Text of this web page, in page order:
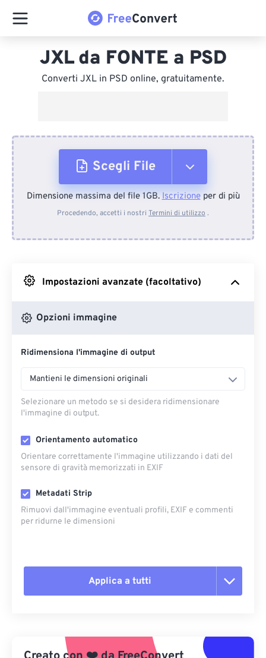
JXL da FONTE a PSD
Converti JXL in PSD online, gratuitamente.
Scegli File
Dal dispositivo
Da Google Drive
Dimensione massima del file 1GB.Iscrizioneper di più
Procedendo, accetti i nostri Termini di utilizzo .
Impostazioni avanzate (facoltativo)
Opzioni immagine
Ridimensiona l'immagine di output
Mantieni le dimensioni originali
Selezionare un metodo se si desidera ridimensionare
l'immagine di output.
Orientamento automatico
Orientare correttamente l'immagine utilizzando i dati del
sensore di gravità memorizzati in EXIF
Metadati Strip
Rimuovi dall'immagine eventuali profili, EXIF ​​e commenti
per ridurne le dimensioni
Applica a tutti
Applica da preimpostazione